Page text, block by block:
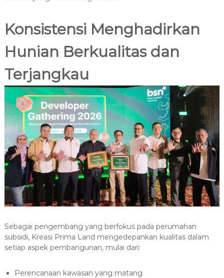
Konsistensi Menghadirkan
Hunian Berkualitas dan
Terjangkau
Sebagai pengembang yang berfokus pada perumahan
subsidi, Kreasi Prima Land mengedepankan kualitas dalam
setiap aspek pembangunan, mulai dari:
Perencanaan kawasan yang matang